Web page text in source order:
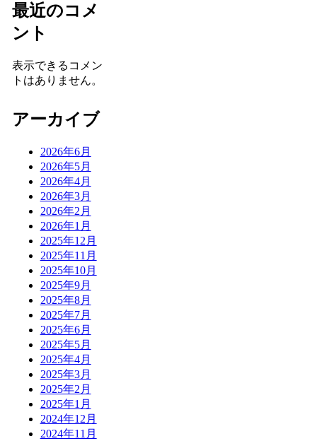
最近のコメ
ント
表示できるコメン
トはありません。
アーカイブ
2026年6月
2026年5月
2026年4月
2026年3月
2026年2月
2026年1月
2025年12月
2025年11月
2025年10月
2025年9月
2025年8月
2025年7月
2025年6月
2025年5月
2025年4月
2025年3月
2025年2月
2025年1月
2024年12月
2024年11月